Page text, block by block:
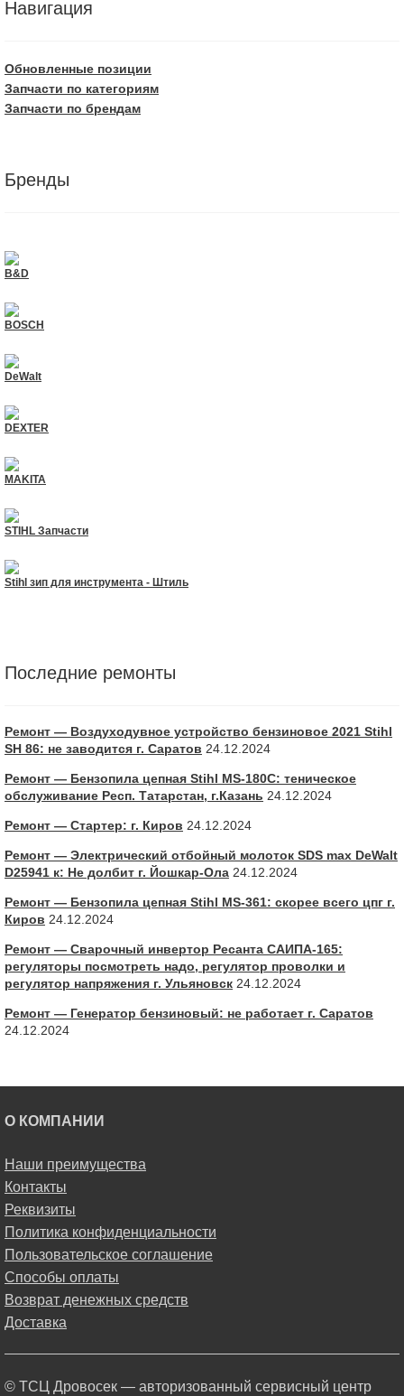
Навигация
Обновленные позиции
Запчасти по категориям
Запчасти по брендам
Бренды
B&D
BOSCH
DeWalt
DEXTER
MAKITA
STIHL Запчасти
Stihl зип для инструмента - Штиль
Последние ремонты
Ремонт — Воздуходувное устройство бензиновое 2021 Stihl
SH 86: не заводится г. Саратов 24.12.2024
Ремонт — Бензопила цепная Stihl MS-180С: теническое
обслуживание Респ. Татарстан, г.Казань 24.12.2024
Ремонт — Стартер: г. Киров 24.12.2024
Ремонт — Электрический отбойный молоток SDS max DeWalt
D25941 к: Не долбит г. Йошкар-Ола 24.12.2024
Ремонт — Бензопила цепная Stihl MS-361: скорее всего цпг г.
Киров 24.12.2024
Ремонт — Сварочный инвертор Ресанта САИПА-165:
регуляторы посмотреть надо, регулятор проволки и
регулятор напряжения г. Ульяновск 24.12.2024
Ремонт — Генератор бензиновый: не работает г. Саратов
24.12.2024
О КОМПАНИИ
Наши преимущества
Контакты
Реквизиты
Политика конфиденциальности
Пользовательское соглашение
Способы оплаты
Возврат денежных средств
Доставка
© ТСЦ Дровосек — авторизованный сервисный центр